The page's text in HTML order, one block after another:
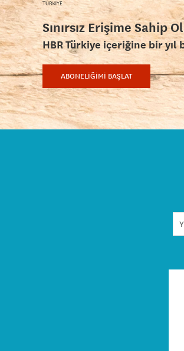
Sınırsız Erişime Sahip
HBR Türkiye içeriğine bir
ABONELİĞİMİ BAŞLAT